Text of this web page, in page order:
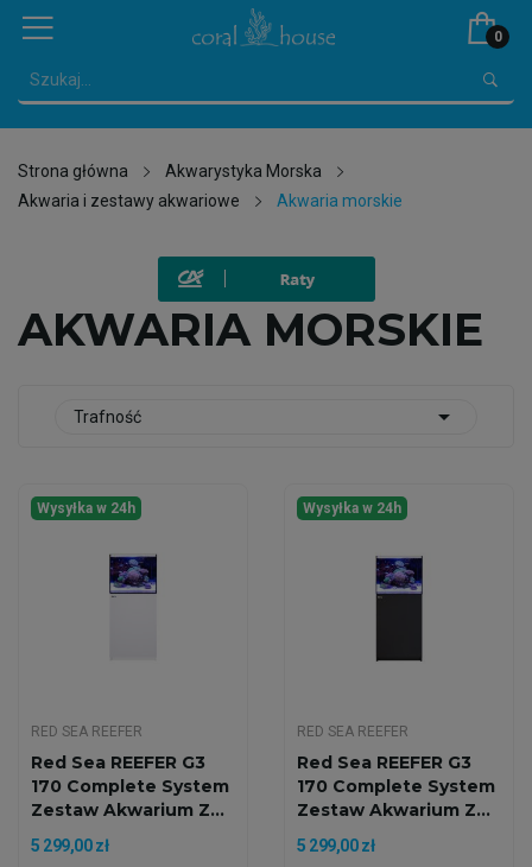
0
Strona główna
Akwarystyka Morska
Akwaria i zestawy akwariowe
Akwaria morskie
AKWARIA MORSKIE
Trafność 
Wysyłka w 24h
RED SEA REEFER
Red Sea REEFER G3
170 Complete System
Zestaw Akwarium Z...
5 299,00 zł
Wysyłka w 24h
RED SEA REEFER
Red Sea REEFER G3
170 Complete System
Zestaw Akwarium Z...
5 299,00 zł